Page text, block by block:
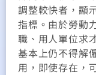
調整較快者，顯
指標。由於勞動
職、用人單位求
基本上仍不得解
用，即使存在，